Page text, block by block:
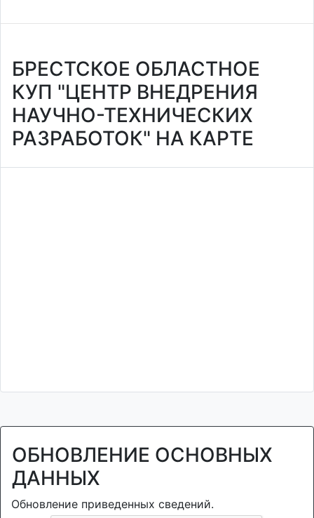
БРЕСТСКОЕ ОБЛАСТНОЕ
КУП "ЦЕНТР ВНЕДРЕНИЯ
НАУЧНО-ТЕХНИЧЕСКИХ
РАЗРАБОТОК" НА КАРТЕ
ОБНОВЛЕНИЕ ОСНОВНЫХ
ДАННЫХ
Обновление приведенных сведений.